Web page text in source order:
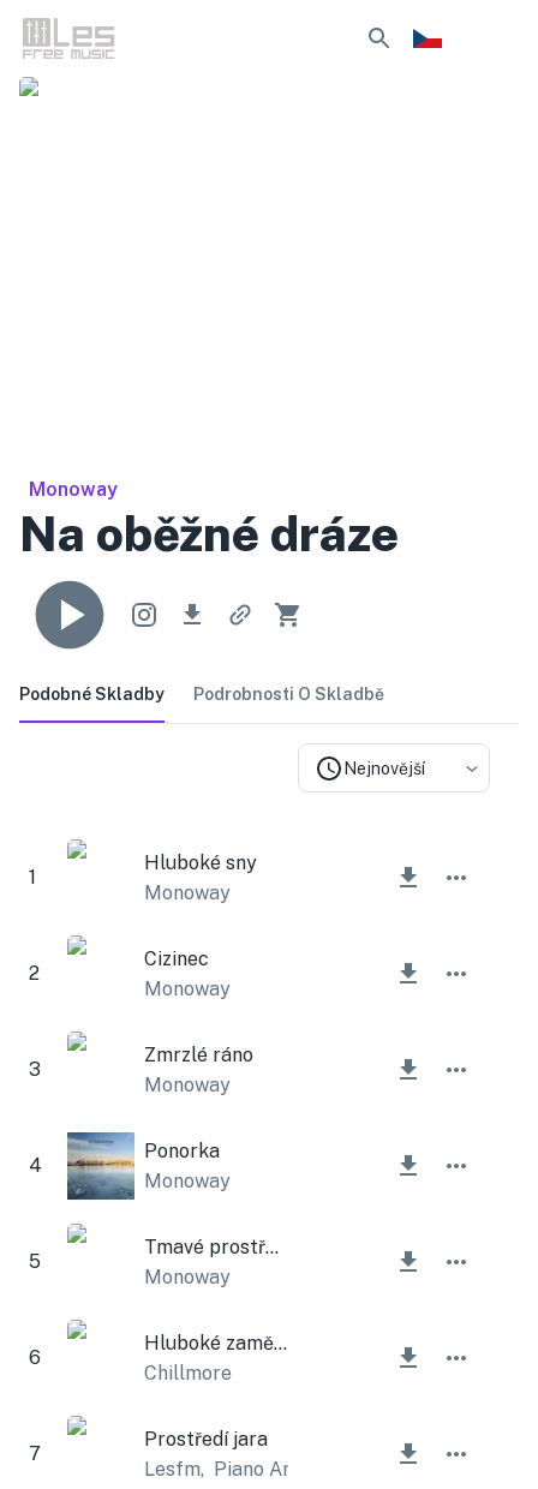
Monoway
Na oběžné dráze
Podobné Skladby Podrobnosti O Skladbě
Nejnovější
1
Hluboké sny
Monoway
2
Cizinec
Monoway
3
Zmrzlé ráno
Monoway
4
Ponorka
Monoway
5
Tmavé prostředí
Monoway
6
Hluboké zaměření
Chillmore
7
Prostředí jara
Lesfm, Piano Amor